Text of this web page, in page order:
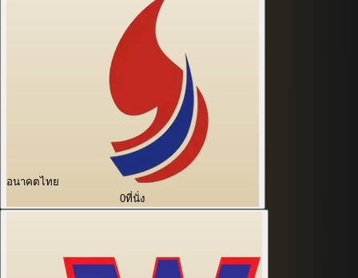
อนาคตไทย
0ที่นั่ง